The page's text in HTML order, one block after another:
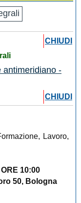
CHIUDI
antimeridiano -
CHIUDI
Lavoro,
10:00
50, Bologna